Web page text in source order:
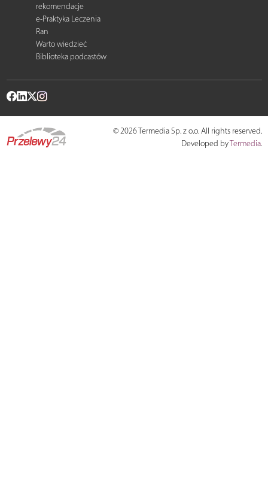
rekomendacje
e-Praktyka Leczenia
Ran
Warto wiedzieć
Biblioteka podcastów
© 2026 Termedia Sp. z o.o. All rights reserved.
Developed byTermedia.